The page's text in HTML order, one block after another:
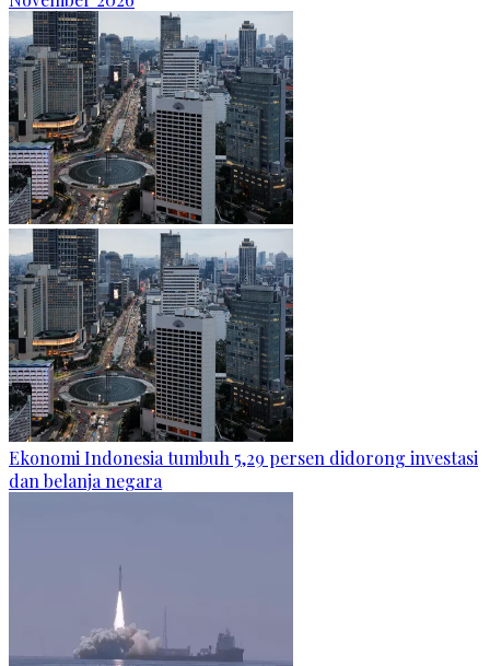
Ekonomi Indonesia tumbuh 5,29 persen didorong investasi
dan belanja negara